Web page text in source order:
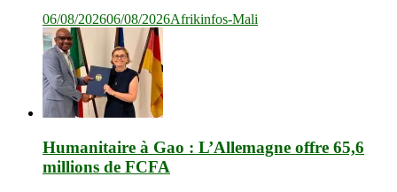
06/08/202606/08/2026Afrikinfos-Mali
Humanitaire à Gao : L’Allemagne offre 65,6
millions de FCFA